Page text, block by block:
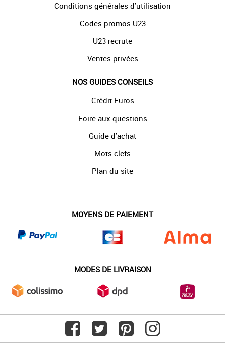
Conditions générales d'utilisation
Codes promos U23
U23 recrute
Ventes privées
NOS GUIDES CONSEILS
Crédit Euros
Foire aux questions
Guide d'achat
Mots-clefs
Plan du site
MOYENS DE PAIEMENT
MODES DE LIVRAISON